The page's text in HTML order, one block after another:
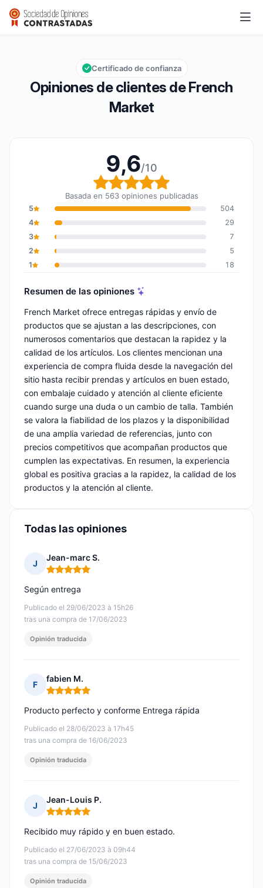
French Market
Calificación global: 9,6 de 10
9,6/10
Opiniones de clientes de French
Market
Certificado de confianza
9,6/10
Calificación global: 9,6
Basada en 563 opiniones publicadas
5
504
4
29
3
7
2
5
1
18
Resumen de las opiniones
French Market ofrece entregas rápidas y envío de
productos que se ajustan a las descripciones, con
numerosos comentarios que destacan la rapidez y la
calidad de los artículos. Los clientes mencionan una
experiencia de compra fluida desde la navegación del
sitio hasta recibir prendas y artículos en buen estado,
con embalaje cuidado y atención al cliente eficiente
cuando surge una duda o un cambio de talla. También
se valora la fiabilidad de los plazos y la disponibilidad
de una amplia variedad de referencias, junto con
precios competitivos que acompañan productos que
cumplen las expectativas. En resumen, la experiencia
global es positiva gracias a la rapidez, la calidad de los
productos y la atención al cliente.
Todas las opiniones
J
Jean-marc S.
Nota: 5 de 5
Publicado el 29/06/2023 à 15h26
tras una compra de 17/06/2023
Según entrega
Opinión traducida
F
fabien M.
Nota: 5 de 5
Publicado el 28/06/2023 à 17h45
tras una compra de 16/06/2023
Producto perfecto y conforme Entrega rápida
Opinión traducida
J
Jean-Louis P.
Nota: 5 de 5
Publicado el 27/06/2023 à 09h44
tras una compra de 15/06/2023
Recibido muy rápido y en buen estado.
Opinión traducida